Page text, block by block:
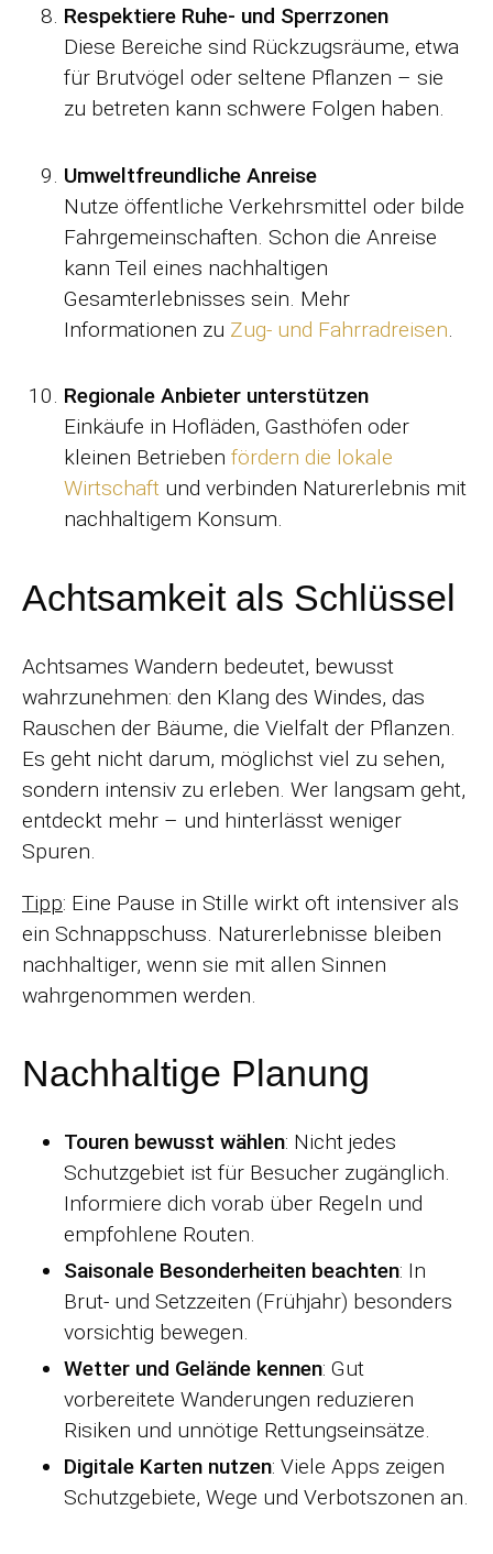
Respektiere Ruhe- und Sperrzonen
Diese Bereiche sind Rückzugsräume, etwa
für Brutvögel oder seltene Pflanzen – sie
zu betreten kann schwere Folgen haben.
Umweltfreundliche Anreise
Nutze öffentliche Verkehrsmittel oder bilde
Fahrgemeinschaften. Schon die Anreise
kann Teil eines nachhaltigen
Gesamterlebnisses sein. Mehr
Informationen zu Zug- und Fahrradreisen
Regionale Anbieter unterstützen
Einkäufe in Hofläden, Gasthöfen oder
kleinen Betriebenfördern die lokale
Wirtschaft und verbinden Naturerlebnis mit
nachhaltigem Konsum.
Achtsamkeit als Schlüssel
Achtsames Wandern bedeutet, bewusst
wahrzunehmen: den Klang des Windes, das
Rauschen der Bäume, die Vielfalt der Pflanzen.
Es geht nicht darum, möglichst viel zu sehen,
sondern intensiv zu erleben. Wer langsam geht,
entdeckt mehr – und hinterlässt weniger
Spuren.
Tipp: Eine Pause in Stille wirkt oft intensiver als
ein Schnappschuss. Naturerlebnisse bleiben
nachhaltiger, wenn sie mit allen Sinnen
wahrgenommen werden.
Nachhaltige Planung
Touren bewusst wählen: Nicht jedes
Schutzgebiet ist für Besucher zugänglich.
Informiere dich vorab über Regeln und
empfohlene Routen.
Saisonale Besonderheiten beachten: In
Brut- und Setzzeiten (Frühjahr) besonders
vorsichtig bewegen.
Wetter und Gelände kennen: Gut
vorbereitete Wanderungen reduzieren
Risiken und unnötige Rettungseinsätze.
Digitale Karten nutzen: Viele Apps zeigen
Schutzgebiete, Wege und Verbotszonen an.